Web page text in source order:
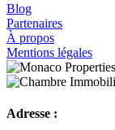
Blog
Partenaires
À propos
Mentions légales
Adresse :